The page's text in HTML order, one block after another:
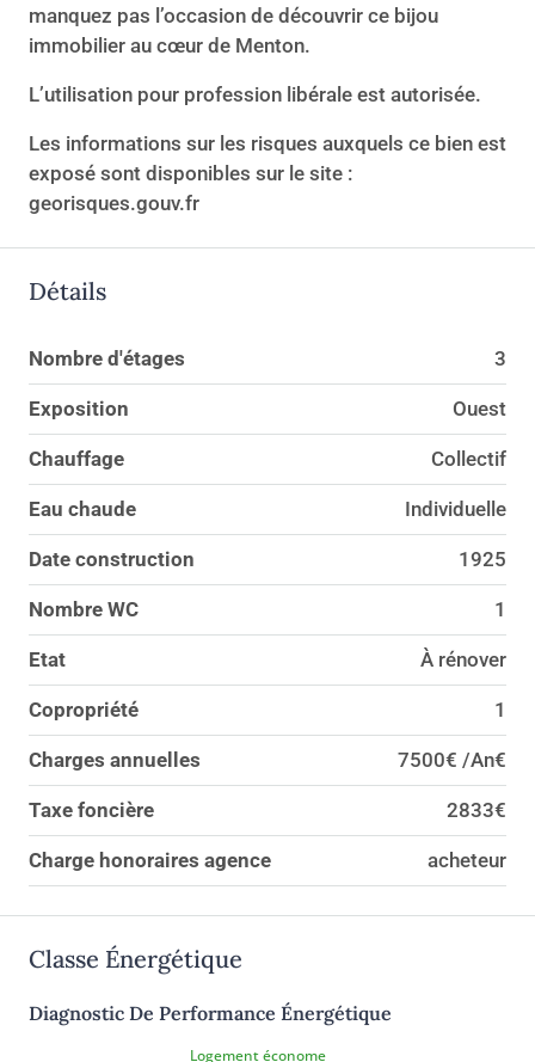
manquez pas l’occasion de découvrir ce bijou
immobilier au cœur de Menton.
L’utilisation pour profession libérale est autorisée.
Les informations sur les risques auxquels ce bien est
exposé sont disponibles sur le site :
georisques.gouv.fr
Détails
Nombre d'étages 3
Exposition Ouest
Chauffage Collectif
Eau chaude Individuelle
Date construction 1925
Nombre WC 1
Etat À rénover
Copropriété 1
Charges annuelles 7500€ /An€
Taxe foncière 2833€
Charge honoraires agence acheteur
Classe Énergétique
Diagnostic De Performance Énergétique
Logement économe